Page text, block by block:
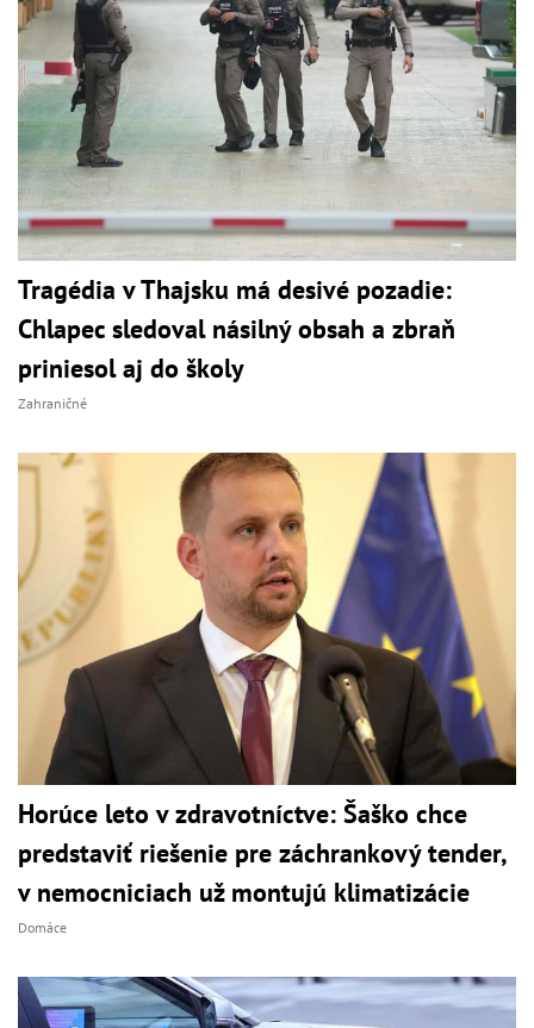
Tragédia v Thajsku má desivé pozadie:
Chlapec sledoval násilný obsah a zbraň
priniesol aj do školy
Zahraničné
Horúce leto v zdravotníctve: Šaško chce
predstaviť riešenie pre záchrankový tender,
v nemocniciach už montujú klimatizácie
Domáce